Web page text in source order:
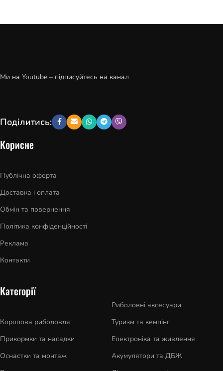
Ми на Youtube – підписуйтесь на канал
Поділитись:
Корисне
Публічна оферта
Доставка і оплата
Обмін та повернення
Політика конфіденційності
Реклама
Контакти
Категорії
Коропова риболовля
Прикормки та насадки
Оснастки та монтаж
Риболовні аксесуари
Туризм та кемпінг
Електроніка та живлення
Акумулятори та ДБЖ